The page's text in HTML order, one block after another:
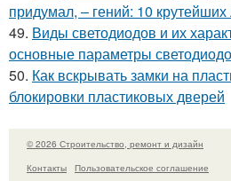
придумал, – гений: 10
49. Виды светодиодов и их
основные параметры
50. Как вскрывать замки на
блокировки пластиковых дверей
© 2026 Строительство, ремонт и дизайн
Контакты
Пользовательское соглашение